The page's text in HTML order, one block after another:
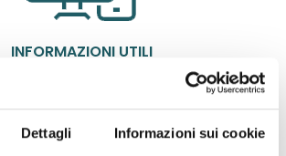
Dettagli Informazioni sui cookie
INFORMAZIONI UTILI
19/08/2026